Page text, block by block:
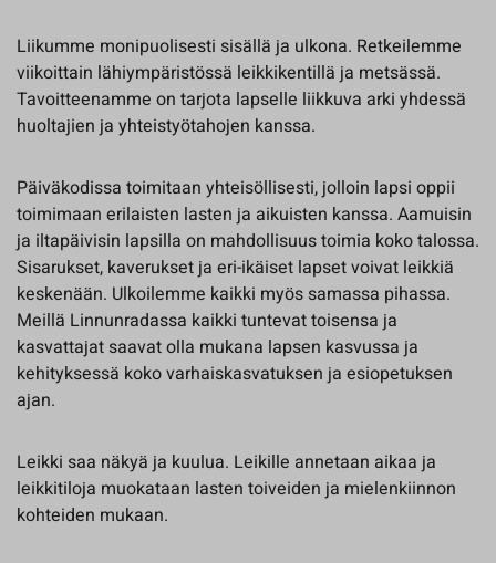
Liikumme monipuolisesti sisällä ja ulkona. Retkeilemme
viikoittain lähiympäristössä leikkikentillä ja metsässä.
Tavoitteenamme on tarjota lapselle liikkuva arki yhdessä
huoltajien ja yhteistyötahojen kanssa.
Päiväkodissa toimitaan yhteisöllisesti, jolloin lapsi oppii
toimimaan erilaisten lasten ja aikuisten kanssa. Aamuisin
ja iltapäivisin lapsilla on mahdollisuus toimia koko talossa.
Sisarukset, kaverukset ja eri-ikäiset lapset voivat leikkiä
keskenään. Ulkoilemme kaikki myös samassa pihassa.
Meillä Linnunradassa kaikki tuntevat toisensa ja
kasvattajat saavat olla mukana lapsen kasvussa ja
kehityksessä koko varhaiskasvatuksen ja esiopetuksen
ajan.
Leikki saa näkyä ja kuulua. Leikille annetaan aikaa ja
leikkitiloja muokataan lasten toiveiden ja mielenkiinnon
kohteiden mukaan.